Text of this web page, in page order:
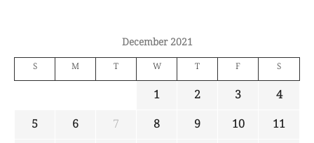
December 2021
S M T W T F S
1 2 3
4
5
6 7 8 9 10
11